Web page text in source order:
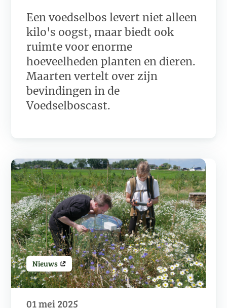
Een voedselbos levert niet alleen
kilo's oogst, maar biedt ook
ruimte voor enorme
hoeveelheden planten en dieren.
Maarten vertelt over zijn
bevindingen in de
Voedselboscast.
Nieuws
01 mei 2025